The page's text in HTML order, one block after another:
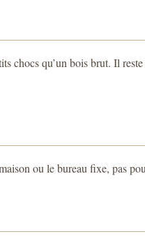
qu’un bois brut. Il
ou le bureau fixe, pas